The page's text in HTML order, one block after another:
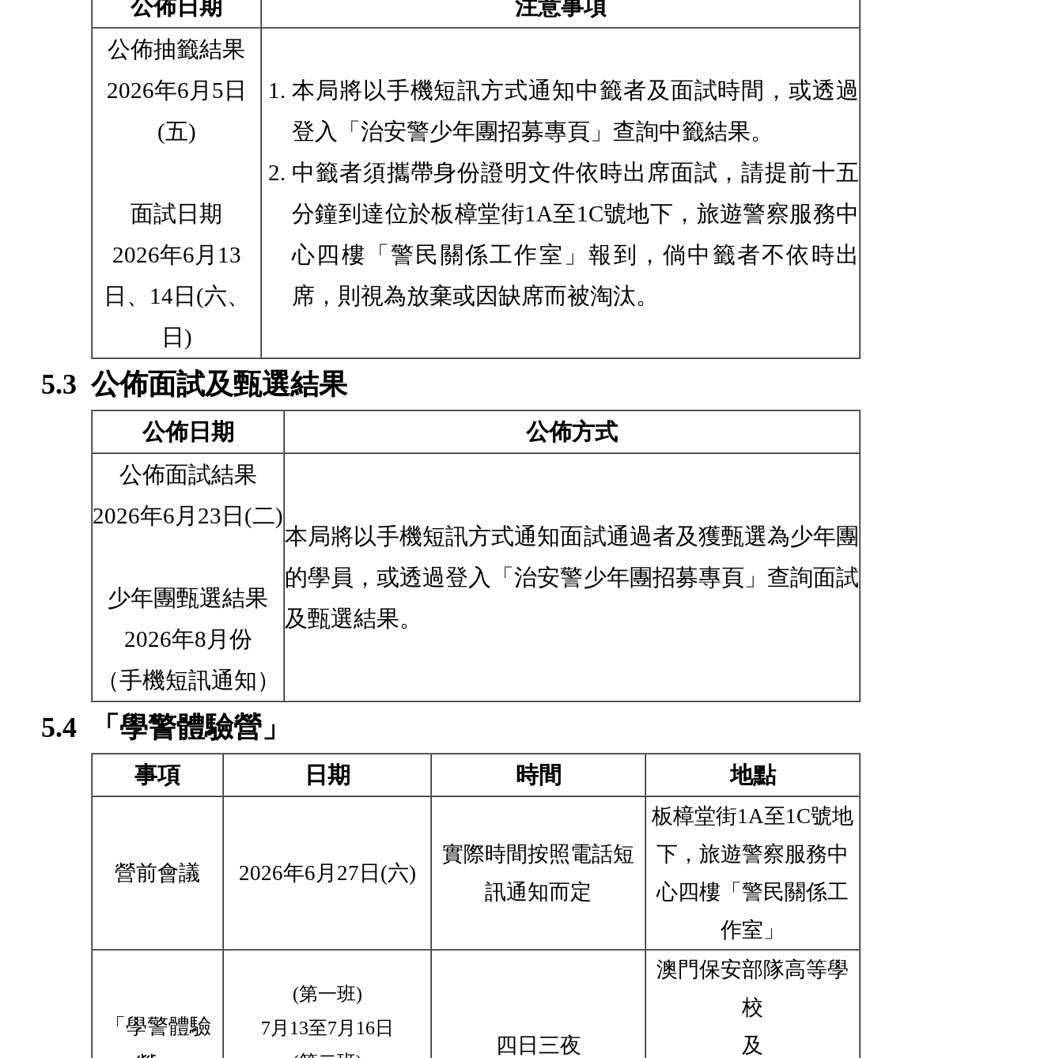
公佈日期
注意事項
公佈抽籤結果
2026年6月5日
(五)
面試日期
2026年6月13
日、14日(六、
日)
1. 本局將以手機短訊方式通知中籤者及面試時間，或透過
登入「治安警少年團招募專頁」查詢中籤結果。
2. 中籤者須攜帶身份證明文件依時出席面試，請提前十五
分鐘到達位於板樟堂街1A至1C號地下，旅遊警察服務中
心四樓「警民關係工作室」報到，倘中籤者不依時出
席，則視為放棄或因缺席而被淘汰。
5.3 公佈面試及甄選結果
公佈日期
公佈方式
公佈面試結果
2026年6月23日(二)
少年團甄選結果
2026年8月份
（手機短訊通知）
本局將以手機短訊方式通知面試通過者及獲甄選為少年團
的學員，或透過登入「治安警少年團招募專頁」查詢面試
及甄選結果。
5.4 「學警體驗營」
事項 日期 時間 地點
營前會議 2026年6月27日(六)
實際時間按照電話短
訊通知而定
板樟堂街1A至1C號地
下，旅遊警察服務中
心四樓「警民關係工
作室」
「學警體驗
(第一班)
7月13至7月16日
四日三夜
澳門保安部隊高等學
校
及